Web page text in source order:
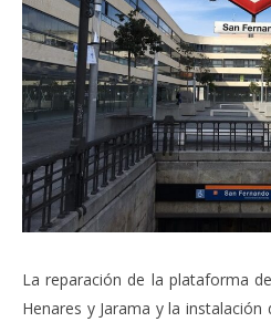
La reparación de la plataforma
Henares y Jarama y la